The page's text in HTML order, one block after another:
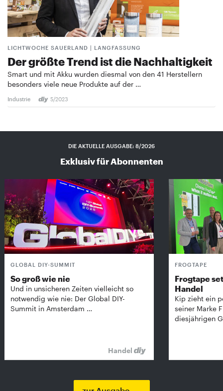
LICHTWOCHE SAUERLAND | LANGFASSUNG
Der größte Trend ist die Nachhaltigkeit
Smart und mit Akku wurden diesmal von den 41 Herstellern
besonders viele neue Produkte auf der …
Industrie 5/2023
DIE AKTUELLE AUSGABE: 8/2026
Exklusiv für Abonnenten
GLOBAL DIY-SUMMIT
So groß wie nie
Und in unsicheren Zeiten vielleicht so
notwendig wie nie: Der Global DIY-
Summit in Amsterdam …
Handel
FROGTAPE
Frogtape
Handel
Kip zieht ein
seiner Marke
diesjährigen